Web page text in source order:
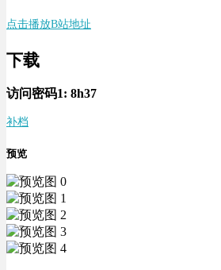
点击播放B站地址
下载
访问密码1: 8h37
补档
预览